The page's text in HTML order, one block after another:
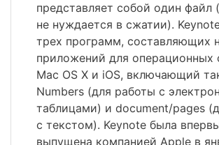
представляет собой один файл
не нуждается в сжатии).
трех программ, составляющих
приложений для операционных
Mac OS X и iOS, включающий
Numbers (для работы с
таблицами) и document/pages
с текстом). Keynote была
выпущена компанией Apple в